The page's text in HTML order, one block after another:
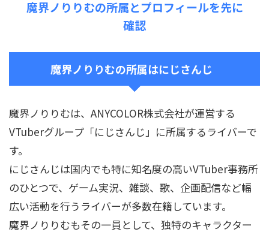
魔界ノりりむの所属とプロフィールを先に
確認
魔界ノりりむの所属はにじさんじ
魔界ノりりむは、ANYCOLOR株式会社が運営する
VTuberグループ「にじさんじ」に所属するライバーで
す。
にじさんじは国内でも特に知名度の高いVTuber事務所
のひとつで、ゲーム実況、雑談、歌、企画配信など幅
広い活動を行うライバーが多数在籍しています。
魔界ノりりむもその一員として、独特のキャラクター